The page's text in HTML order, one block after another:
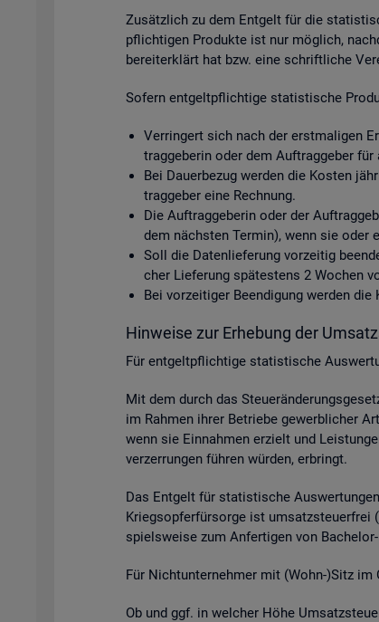
Zu­sätz­lich zu dem Ent­gelt für die
pflich­ti­gen Pro­duk­te ist nur mög­lich,
be­reit­er­klärt hat bzw. eine schrift­li­che
So­fern ent­gelt­pflich­ti­ge sta­tis­ti­sche
Ver­rin­gert sich nach der erst­ma­li­gen
trag­ge­be­rin oder dem Auf­trag­ge­ber
Bei Dau­er­be­zug wer­den die Kos­ten
trag­ge­ber eine Rech­nung.
Die Auf­trag­ge­be­rin oder der
dem nächs­ten Ter­min), wenn sie oder
Soll die Da­ten­lie­fe­rung vor­zei­tig
cher Lie­fe­rung spä­tes­tens 2 Wo­chen
Bei vor­zei­ti­ger Be­en­di­gung wer­den
Hin­wei­se zur Er­he­bung der
Für ent­gelt­pflich­ti­ge sta­tis­ti­sche
Mit dem durch das
im Rah­men ihrer Be­trie­be ge­werb­li­cher
wenn sie Ein­nah­men er­zielt und
ver­zer­run­gen füh­ren wür­den, er­bringt.
Das Ent­gelt für sta­tis­ti­sche
Kriegs­op­fer­für­sor­ge ist um­satz­steu­er­frei
spiels­wei­se zum An­fer­ti­gen von
Für Nicht­un­ter­neh­mer mit (Wohn-)Sitz
Ob und ggf. in wel­cher Höhe